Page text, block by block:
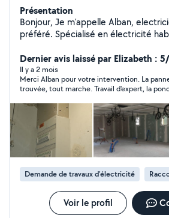
Présentation
Bonjour, Je m'appelle Alban,
préféré. Spécialisé en électricité
rénovation complète, réparation et
Expérience solide en fibre optique
grandes lignes transport, D1, D2 et
Professionnel, sérieux et réactif, je
rapidement. Devis et conseil
Dernier avis laissé par Elizabeth :
Il y a 2 mois
Merci Alban pour votre intervention. La panne électrique a été
trouvée, tout marche. Travail
Demande de travaux d’électricité
Voir le profil